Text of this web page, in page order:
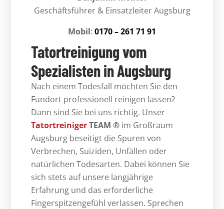
Geschäftsführer & Einsatzleiter Augsburg
Mobil: 0170 – 261 71 91
Tatortreinigung vom
Spezialisten in Augsburg
Nach einem Todesfall möchten Sie den
Fundort professionell reinigen lassen?
Dann sind Sie bei uns richtig. Unser
TatortreinigerTEAM ® im Großraum
Augsburg beseitigt die Spuren von
Verbrechen, Suiziden, Unfällen oder
natürlichen Todesarten. Dabei können Sie
sich stets auf unsere langjährige
Erfahrung und das erforderliche
Fingerspitzengefühl verlassen. Sprechen